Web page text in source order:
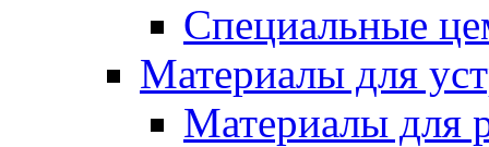
Специальные
Материалы для
Материалы для